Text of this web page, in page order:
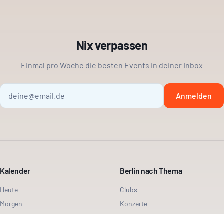
Nix verpassen
Einmal pro Woche die besten Events in deiner Inbox
Anmelden
Kalender
Heute
Morgen
Berlin nach Thema
Clubs
Konzerte